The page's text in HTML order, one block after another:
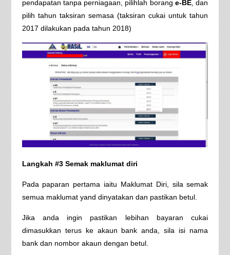
pendapatan tanpa perniagaan, pilihlah borange-BE , dan
pilih tahun taksiran semasa (taksiran cukai untuk tahun
2017 dilakukan pada tahun 2018)
Langkah #3 Semak maklumat diri
Pada paparan pertama iaitu Maklumat Diri, sila semak
semua maklumat yand dinyatakan dan pastikan betul.
Jika anda ingin pastikan lebihan bayaran cukai
dimasukkan terus ke akaun bank anda, sila isi nama
bank dan nombor akaun dengan betul.